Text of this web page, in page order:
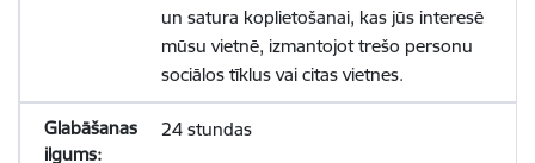
un satura koplietošanai, kas jūs interesē
mūsu vietnē, izmantojot trešo personu
sociālos tīklus vai citas vietnes.
24 stundas